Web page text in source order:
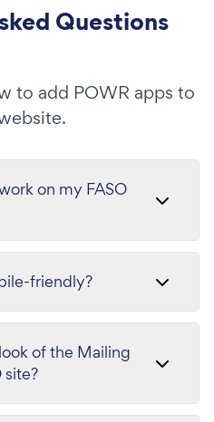
Questions
to add POWR apps to
on my FASO
friendly?
of the Mailing
site?